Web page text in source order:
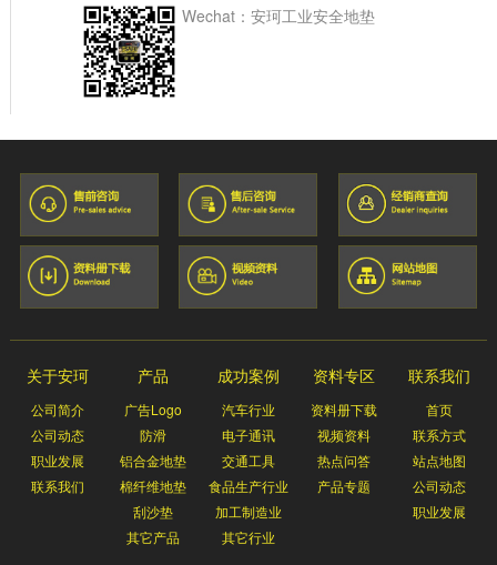
Wechat：安珂工业安全地垫
关于安珂
公司简介
公司动态
职业发展
联系我们
产品
广告Logo
防滑
铝合金地垫
棉纤维地垫
刮沙垫
其它产品
成功案例
汽车行业
电子通讯
交通工具
食品生产行业
加工制造业
其它行业
资料专区
资料册下载
视频资料
热点问答
产品专题
联系我们
首页
联系方式
站点地图
公司动态
职业发展